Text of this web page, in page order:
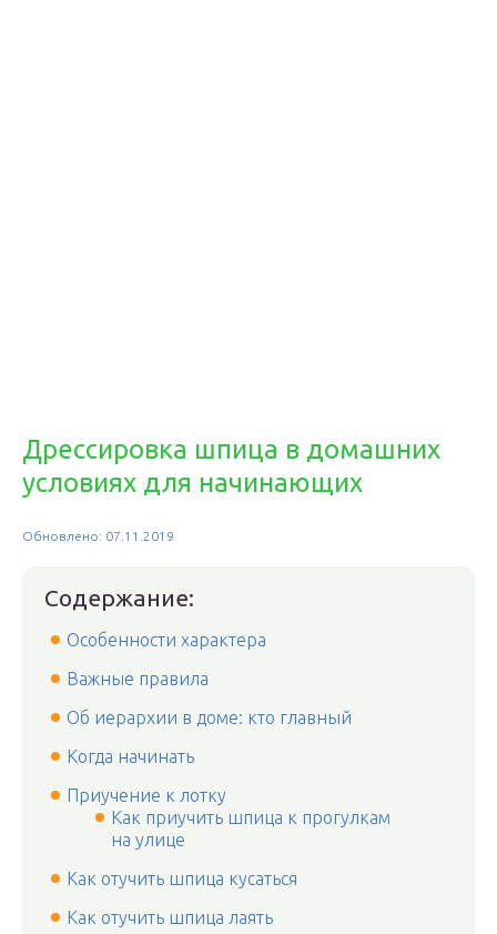
Дрессировка шпица в домашних
условиях для начинающих
Обновлено: 07.11.2019
Содержание:
Особенности характера
Важные правила
Об иерархии в доме: кто главный
Когда начинать
Приучение к лотку
Как приучить шпица к прогулкам
на улице
Как отучить шпица кусаться
Как отучить шпица лаять